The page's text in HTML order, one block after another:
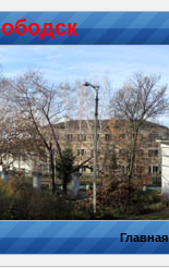
Главная